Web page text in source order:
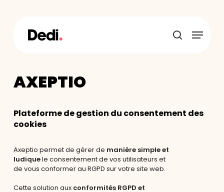
recherche
Menu
AXEPTIO
Plateforme de gestion du consentement des
cookies
Axeptio permet de gérer de manière simple et
ludiquele consentement de vos utilisateurs et
de vous conformer au RGPD sur votre site web.
Cette solution aux conformités RGPD et